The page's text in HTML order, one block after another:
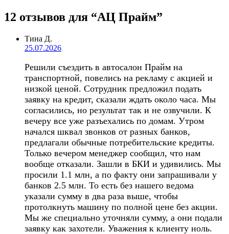
12 отзывов для “АЦ Прайм”
Тина Д.
25.07.2026
Решили съездить в автосалон Прайм на
транспортной, повелись на рекламу с акцией и
низкой ценой. Сотрудник предложил подать
заявку на кредит, сказали ждать около часа. Мы
согласились, но результат так и не озвучили. К
вечеру все уже разъехались по домам. Утром
начался шквал звонков от разных банков,
предлагали обычные потребительские кредиты.
Только вечером менеджер сообщил, что нам
вообще отказали. Зашли в БКИ и удивились. Мы
просили 1.1 млн, а по факту они запрашивали у
банков 2.5 млн. То есть без нашего ведома
указали сумму в два раза выше, чтобы
протолкнуть машину по полной цене без акции.
Мы же специально уточняли сумму, а они подали
заявку как захотели. Уважения к клиенту ноль.